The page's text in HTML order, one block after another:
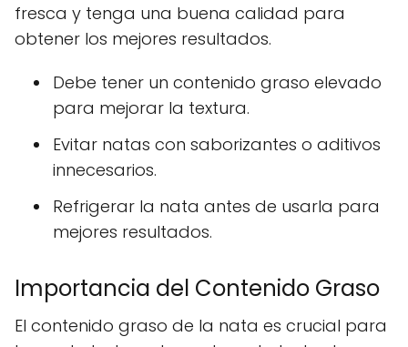
fresca y tenga una buena calidad para
obtener los mejores resultados.
Debe tener un contenido graso elevado
para mejorar la textura.
Evitar natas con saborizantes o aditivos
innecesarios.
Refrigerar la nata antes de usarla para
mejores resultados.
Importancia del Contenido Graso
El contenido graso de la nata es crucial para